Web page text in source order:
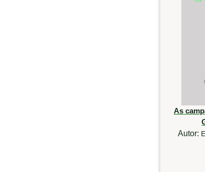
As
Autor: